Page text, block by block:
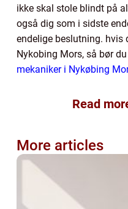
ikke skal stole blindt på
også dig som i sidste
endelige beslutning. hvis
Nykobing Mors, så bør
mekaniker i Nykøbing
Read
More articles